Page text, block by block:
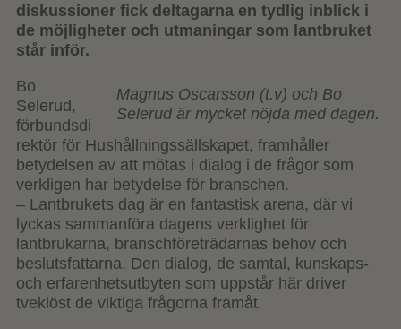
diskussioner fick deltagarna en tydlig inblick i
de möjligheter och utmaningar som lantbruket
står inför.
Magnus Oscarsson (t.v) och Bo
Selerud är mycket nöjda med dagen.
Bo
Selerud,
förbundsdi
rektör för Hushållningssällskapet, framhåller
betydelsen av att mötas i dialog i de frågor som
verkligen har betydelse för branschen.
– Lantbrukets dag är en fantastisk arena, där vi
lyckas sammanföra dagens verklighet för
lantbrukarna, branschföreträdarnas behov och
beslutsfattarna. Den dialog, de samtal, kunskaps-
och erfarenhetsutbyten som uppstår här driver
tveklöst de viktiga frågorna framåt.